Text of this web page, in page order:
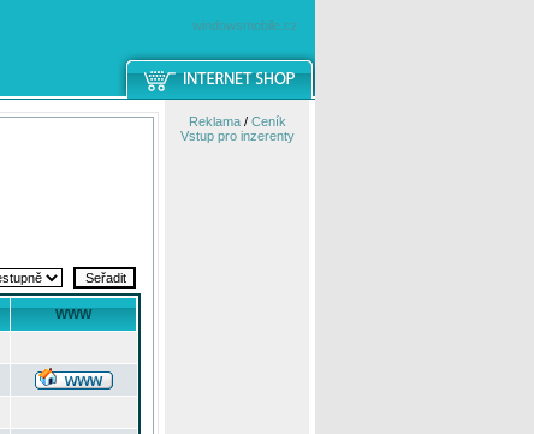
windowsmobile.cz
WWW
Reklama/ Ceník
Vstup pro inzerenty